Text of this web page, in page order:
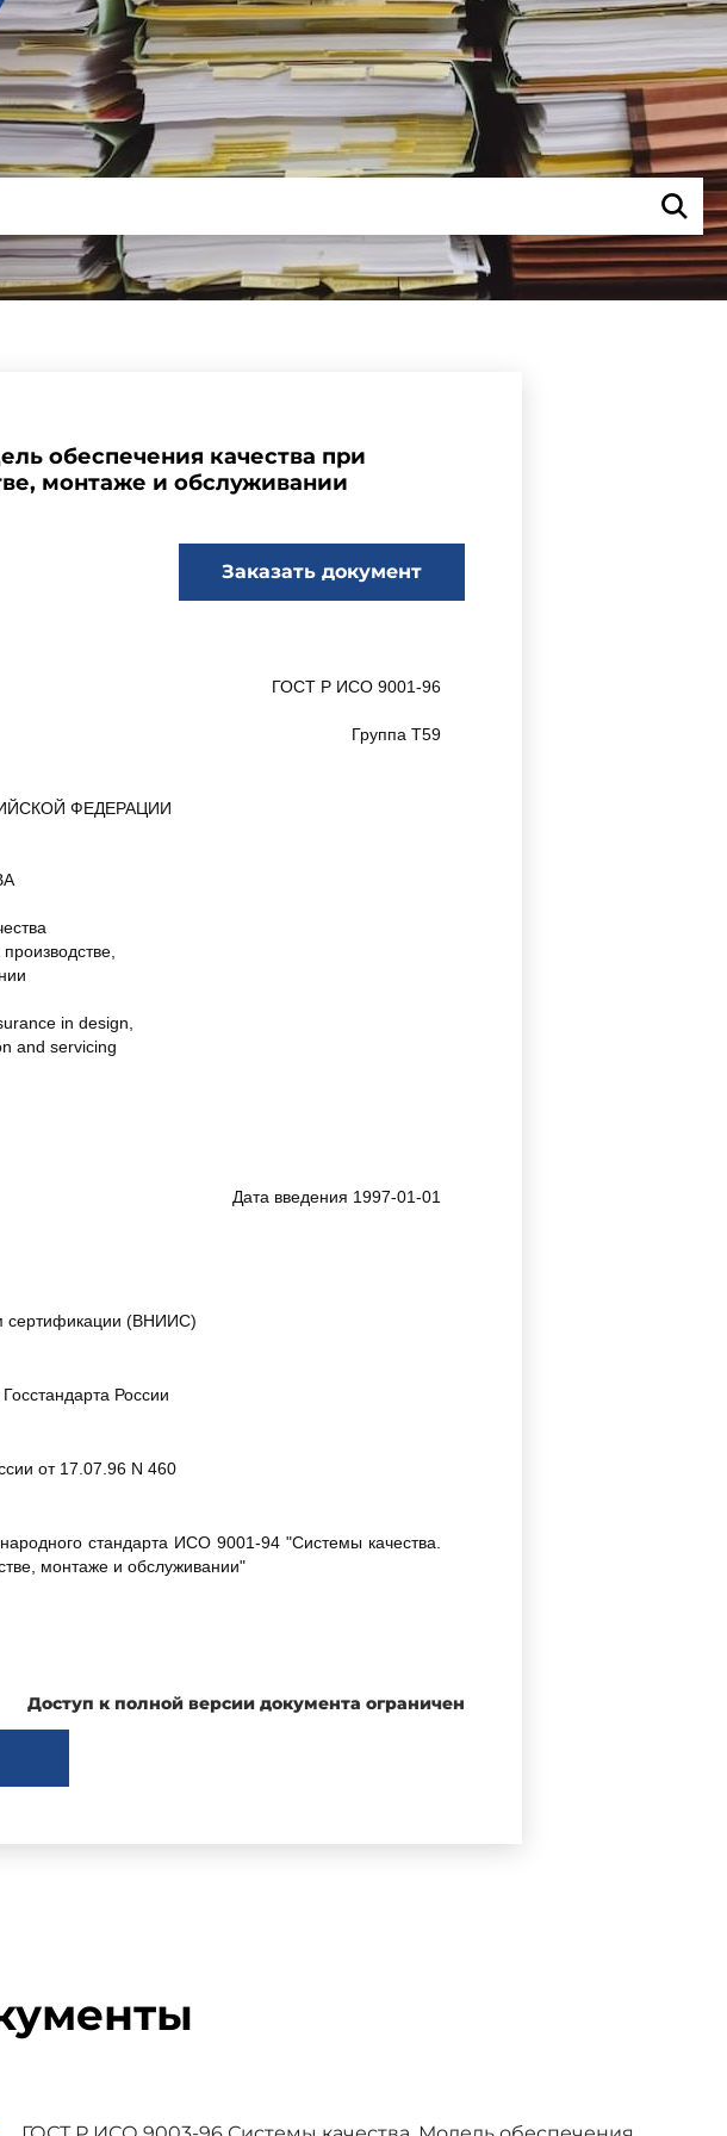
обеспечения качества при
монтаже и обслуживании
Заказать документ
ГОСТ Р ИСО 9001-96
Группа Т59
ФЕДЕРАЦИИ
in design,
and servicing
Дата введения 1997-01-01
сертификации (ВНИИС)
России
от 17.07.96 N 460
стандарта ИСО 9001-94 "Системы качества.
монтаже и обслуживании"
при проектировании, разработке, производстве,
Доступ к полной версии документа ограничен